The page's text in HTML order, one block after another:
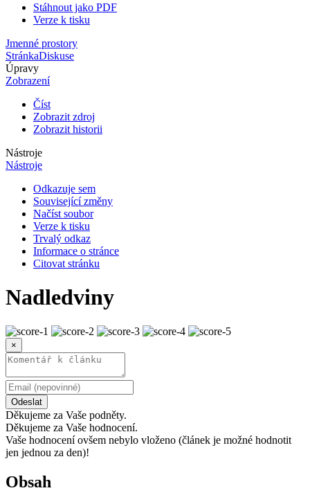
Stáhnout jako PDF
Verze k tisku
Jmenné prostory
StránkaDiskuse
Úpravy
Zobrazení
Číst
Zobrazit zdroj
Zobrazit historii
Nástroje
Nástroje
Odkazuje sem
Související změny
Načíst soubor
Verze k tisku
Trvalý odkaz
Informace o stránce
Citovat stránku
Nadledviny
×
Odeslat
Děkujeme za Vaše podněty.
Děkujeme za Vaše hodnocení.
Vaše hodnocení ovšem nebylo vloženo (článek je možné hodnotit
jen jednou za den)!
Obsah